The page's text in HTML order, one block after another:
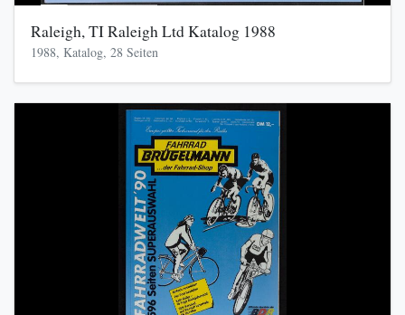
Raleigh, TI Raleigh Ltd Katalog 1988
1988, Katalog, 28 Seiten